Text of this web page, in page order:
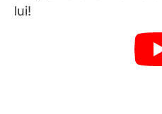
lui!